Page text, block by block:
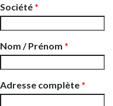
Société *
Nom / Prénom *
Adresse complète *